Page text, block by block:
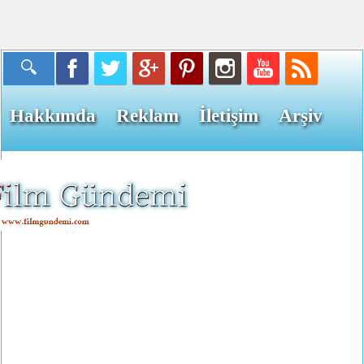
Hakkımda Reklam İletişim Arşiv